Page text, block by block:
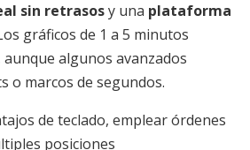
sin retrasosy una plataforma
gráficos de 1 a 5 minutos
algunos avanzados
o marcos de segundos.
de teclado, emplear órdenes
posiciones